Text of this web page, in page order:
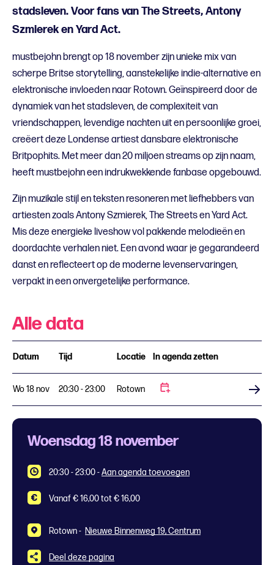
stadsleven. Voor fans van The Streets, Antony
Szmierek en Yard Act.
mustbejohn brengt op 18 november zijn unieke mix van
scherpe Britse storytelling, aanstekelijke indie-alternative en
elektronische invloeden naar Rotown. Geïnspireerd door de
dynamiek van het stadsleven, de complexiteit van
vriendschappen, levendige nachten uit en persoonlijke groei,
creëert deze Londense artiest dansbare elektronische
Britpophits. Met meer dan 20 miljoen streams op zijn naam,
heeft mustbejohn een indrukwekkende fanbase opgebouwd.
Zijn muzikale stijl en teksten resoneren met liefhebbers van
artiesten zoals Antony Szmierek, The Streets en Yard Act.
Mis deze energieke liveshow vol pakkende melodieën en
doordachte verhalen niet. Een avond waar je gegarandeerd
danst en reflecteert op de moderne levenservaringen,
verpakt in een onvergetelijke performance.
Alle data
Datum Tijd Locatie In agenda zetten
Wo 18 nov 20:30 - 23:00 Rotown
Woensdag 18 november
20:30 - 23:00-Aan agenda toevoegen
Vanaf € 16,00 tot € 16,00
Rotown - Nieuwe Binnenweg 19, Centrum
Deel deze pagina